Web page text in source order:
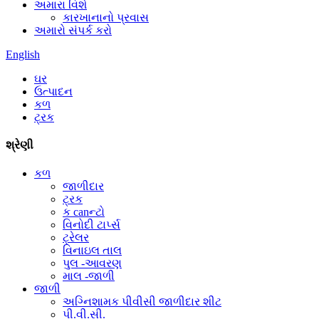
અમારા વિશે
કારખાનાનો પ્રવાસ
અમારો સંપર્ક કરો
English
ઘર
ઉત્પાદન
કળ
ટ્રક
શ્રેણી
કળ
જાળીદાર
ટ્રક
ક canન્ટો
વિનોદી ટાર્પ્સ
ટ્રેલર
વિનાઇલ તાલ
પુલ -આવરણ
માલ -જાળી
જાળી
અગ્નિશામક પીવીસી જાળીદાર શીટ
પી.વી.સી.